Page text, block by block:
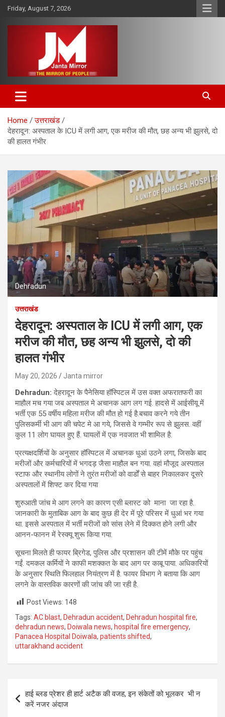
Skip
content
Friday, August 7, 2026
Janta Mirror
Home
उत्तराखंड
देहरादून: अस्पताल के ICU में लगी आग, एक मरीज की मौत, छह अन्य भी झुलसे, दो
की हालत गंभीर
Dehradun
उत्तराखंड
देहरादून: अस्पताल के ICU में लगी आग, एक
मरीज की मौत, छह अन्य भी झुलसे, दो की
हालत गंभीर
May 20, 2026 Janta mirror
Dehradun:देहरादून के पैनेसिया हॉस्पिटल में उस वक्त अफरातफरी का
माहौल मच गया जब अस्पताल मे अचानक आग लग गई. हादसे में आईसीयू में
भर्ती एक 55 वर्षीय महिला मरीज की मौत हो गई है.बचाव करने गये तीन
पुलिसकर्मी भी आग की चपेट मे आ गये, जिससे वे गम्भीर रूप से झुलस. वहीं
कुल 11 लोग घायल हुए हैं. घायलों में एक नवजात भी शामिल है.
प्रत्यक्षदर्शियों के अनुसार हॉस्पिटल में अचानक धुआं उठने लगा, जिसके बाद
मरीजों और कर्मचारियों में भगदड़ जैसा माहौल बन गया. वहां मौजूद अस्पताल
स्टाफ और स्थानीय लोगों ने तुरंत मरीजों को वार्डों से बाहर निकालकर दूसरे
अस्पतालों में शिफ्ट कर दिया गया
शुरुआती जांच मे आग लगने का कारण एसी ब्लास्ट को माना जा रहा है.
जानकारी के मुताबिक आग के बाद कुछ ही देर में पूरे परिसर में धुआं भर गया
था. इससे अस्पताल में भर्ती मरीजों को सांस लेने में दिक्कत होने लगी और
आनन-फानन में रेस्क्यू शुरू किया गया.
सूचना मिलते ही फायर ब्रिगेड, पुलिस और प्रशासन की टीमें मौके पर पहुंच
गईं. दमकल कर्मियों ने काफी मशक्कत के बाद आग पर काबू पाया. अधिकारियों
के अनुसार स्थिति फिलहाल नियंत्रण में है. फायर विभाग ने बताया कि आग
लगने के वास्तविक कारणों की जांच की जा रही है.
Post Views: 148
Tags: AC blast, Dehradun accident, Dehradun hospital fire,
dehradun news, Doiwala news, hospital fire emergency,
Panacea Hospital Doiwala, patients shifted,
uttarakhand accident
Post
navigation
हाई ब्लड प्रेशर ही हार्ट अटैक की वजह, इन संकेतों को भूलकर भी न
करें नजर अंदाज